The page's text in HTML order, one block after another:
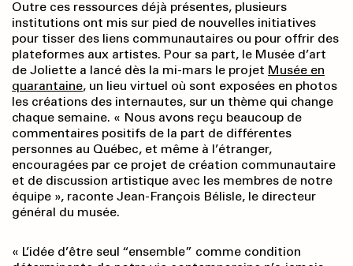
Outre ces ressources déjà présentes, plusieurs
institutions ont mis sur pied de nouvelles initiatives
pour tisser des liens communautaires ou pour offrir des
plateformes aux artistes. Pour sa part, le Musée d’art
de Joliette a lancé dès la mi-mars le projet Musée en
quarantaine, un lieu virtuel où sont exposées en photos
les créations des internautes, sur un thème qui change
chaque semaine. « Nous avons reçu beaucoup de
commentaires positifs de la part de différentes
personnes au Québec, et même à l’étranger,
encouragées par ce projet de création communautaire
et de discussion artistique avec les membres de notre
équipe », raconte Jean-François Bélisle, le directeur
général du musée.
« L’idée d’être seul “ensemble” comme condition